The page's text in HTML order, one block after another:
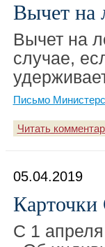
Вычет на
Вычет на
случае,
Письмо
Читать
05.04.2019
С 1 апреля